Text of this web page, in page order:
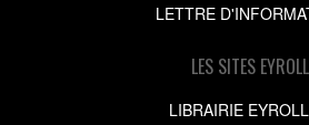
LETTRE
LES SITES
LIBRAIRIE